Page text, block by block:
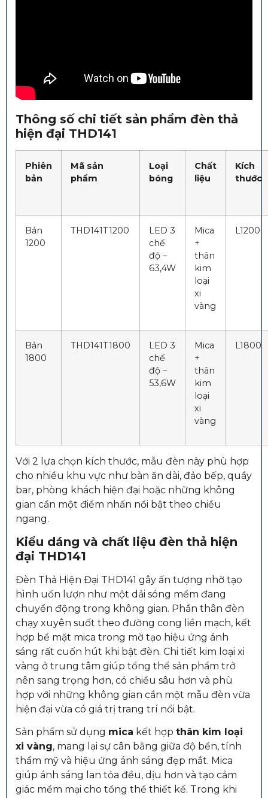
Thông số chi tiết sản phẩm đèn thả
hiện đại THD141
Phiên
bản
Mã sản
phẩm
Loại
bóng
Chất
liệu
Kích
thước
Bản
1200
THD141T1200
LED 3
chế
độ –
63,4W
Mica
+
thân
kim
loại
xi
vàng
L1200
Bản
1800
THD141T1800
LED 3
chế
độ –
53,6W
Mica
+
thân
kim
loại
xi
vàng
L1800
Với 2 lựa chọn kích thước, mẫu đèn này phù hợp
cho nhiều khu vực như bàn ăn dài, đảo bếp, quầy
bar, phòng khách hiện đại hoặc những không
gian cần một điểm nhấn nổi bật theo chiều
ngang.
Kiểu dáng và chất liệu đèn thả hiện
đại THD141
Đèn Thả Hiện Đại THD141 gây ấn tượng nhờ tạo
hình uốn lượn như một dải sóng mềm đang
chuyển động trong không gian. Phần thân đèn
chạy xuyên suốt theo đường cong liền mạch, kết
hợp bề mặt mica trong mờ tạo hiệu ứng ánh
sáng rất cuốn hút khi bật đèn. Chi tiết kim loại xi
vàng ở trung tâm giúp tổng thể sản phẩm trở
nên sang trọng hơn, có chiều sâu hơn và phù
hợp với những không gian cần một mẫu đèn vừa
hiện đại vừa có giá trị trang trí nổi bật.
Sản phẩm sử dụng mica kết hợp thân kim loại
xi vàng, mang lại sự cân bằng giữa độ bền, tính
thẩm mỹ và hiệu ứng ánh sáng đẹp mắt. Mica
giúp ánh sáng lan tỏa đều, dịu hơn và tạo cảm
giác mềm mại cho tổng thể thiết kế. Trong khi